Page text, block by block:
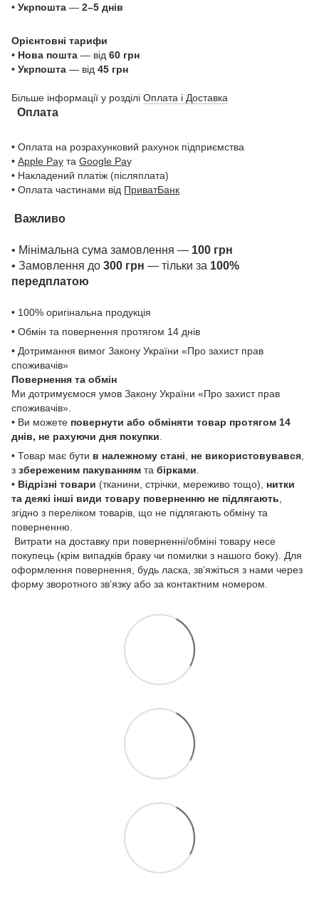
• Укрпошта — 2–5 днів
Орієнтовні тарифи
• Нова пошта — від 60 грн
• Укрпошта — від 45 грн
Більше інформації у розділі Оплата і Доставка
Оплата
• Оплата на розрахунковий рахунок підприємства
• Apple Pay та Google Pay
• Накладений платіж (післяплата)
• Оплата частинами від ПриватБанк
Важливо
• Мінімальна сума замовлення — 100 грн
• Замовлення до 300 грн — тільки за 100%
передплатою
• 100% оригінальна продукція
• Обмін та повернення протягом 14 днів
• Дотримання вимог Закону України «Про захист прав
споживачів»
Повернення та обмін
Ми дотримуємося умов Закону України «Про захист прав
споживачів».
• Ви можете повернути або обміняти товар протягом 14
днів, не рахуючи дня покупки
• Товар має бути в належному стані не використовувався
з збереженим пакуванням та бірками
• Відрізні товари (тканини, стрічки, мереживо тощо), нитки
та деякі інші види товару поверненню не підлягають
згідно з переліком товарів, що не підлягають обміну та
поверненню.
Витрати на доставку при поверненні/обміні товару несе
покупець (крім випадків браку чи помилки з нашого боку). Для
оформлення повернення, будь ласка, зв’яжіться з нами через
форму зворотного зв’язку або за контактним номером.